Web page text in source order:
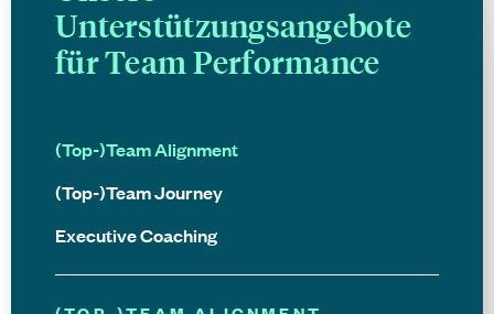
Unterstützungsangebote
für Team Performance
(Top-)Team Alignment
(Top-)Team Journey
Executive Coaching